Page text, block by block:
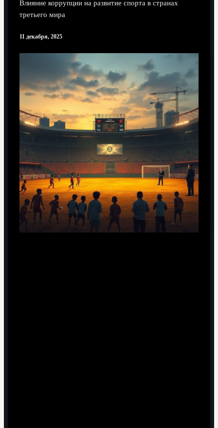
Влияние коррупции на развитие спорта в странах
третьего мира
11 декабря, 2025